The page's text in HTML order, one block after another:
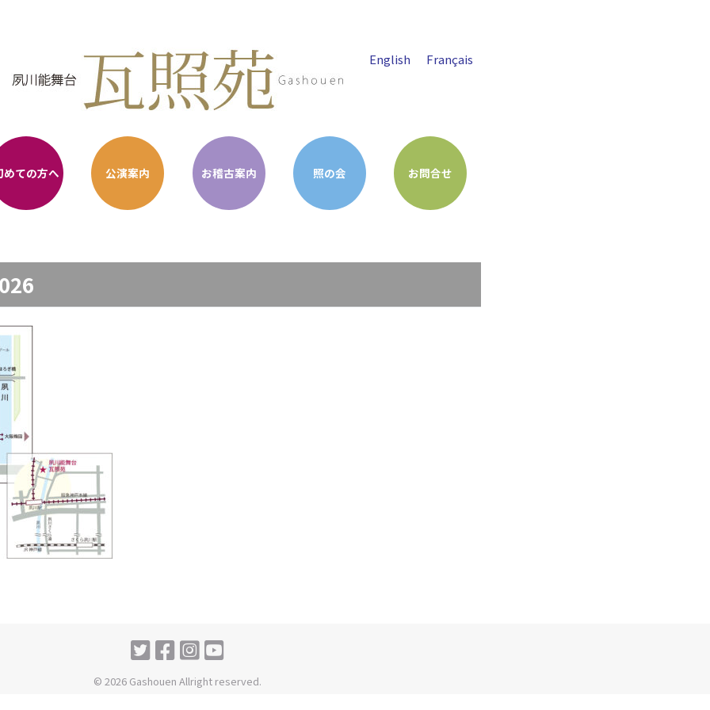
English Français
めての方へ 公演案内 お稽古案内 照の会 お問合せ
© 2026 Gashouen Allright reserved.